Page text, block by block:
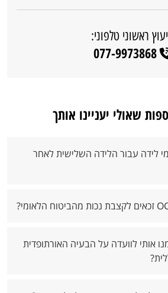
ראשוני טלפוני:
077-9973868
שאולי יעניינו אותך
לידה עבור הלידה השלישית לאחר
אותי לוועדה על הבעיה האורתופדית